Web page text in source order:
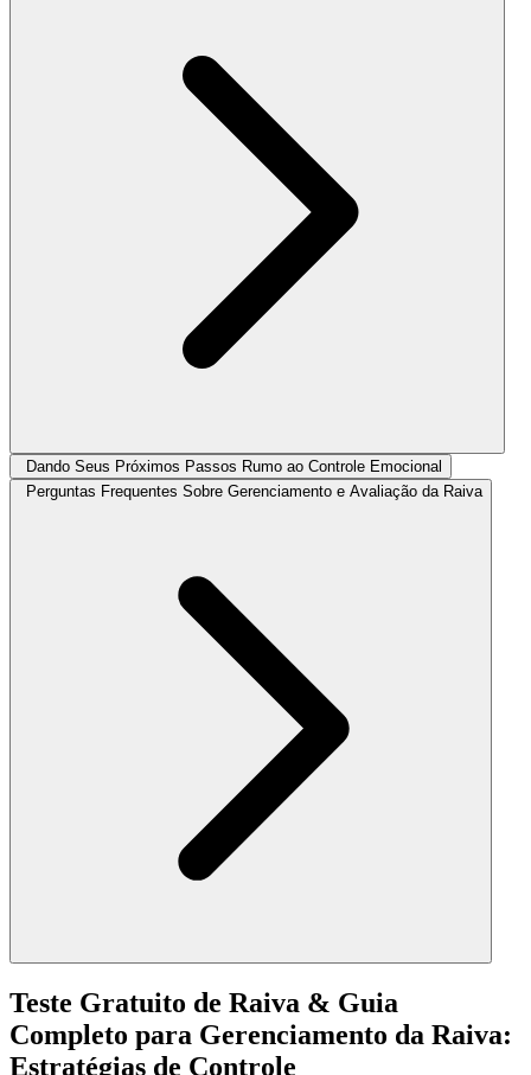
Dando Seus Próximos Passos Rumo ao Controle Emocional
Perguntas Frequentes Sobre Gerenciamento e Avaliação da Raiva
Teste Gratuito de Raiva & Guia
Completo para Gerenciamento da Raiva:
Estratégias de Controle